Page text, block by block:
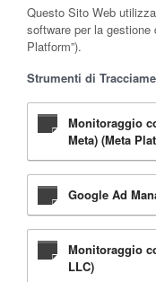
Questo Sito Web
software per la gestione
Platform”).
Strumenti di
Monitoraggio
Meta) (Meta
Google Ad
Monitoraggio
LLC)